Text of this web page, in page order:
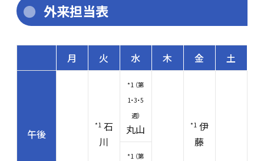
外来担当表
月 火 水 木 金 土
午後
*1石
川
*1 （第
1・3・5
週）
丸山 *1伊
藤
*1 （第